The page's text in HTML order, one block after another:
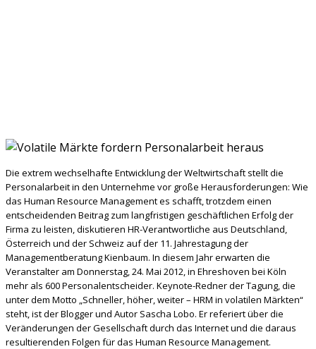
Die extrem wechselhafte Entwicklung der Weltwirtschaft stellt die
Personalarbeit in den Unternehme vor große Herausforderungen: Wie
das Human Resource Management es schafft, trotzdem einen
entscheidenden Beitrag zum langfristigen geschäftlichen Erfolg der
Firma zu leisten, diskutieren HR-Verantwortliche aus Deutschland,
Österreich und der Schweiz auf der 11. Jahrestagung der
Managementberatung Kienbaum. In diesem Jahr erwarten die
Veranstalter am Donnerstag, 24. Mai 2012, in Ehreshoven bei Köln
mehr als 600 Personalentscheider. Keynote-Redner der Tagung, die
unter dem Motto „Schneller, höher, weiter – HRM in volatilen Märkten“
steht, ist der Blogger und Autor Sascha Lobo. Er referiert über die
Veränderungen der Gesellschaft durch das Internet und die daraus
resultierenden Folgen für das Human Resource Management.